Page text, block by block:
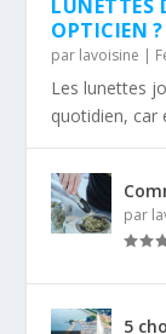
LUNETTES
OPTICIEN ?
par lavoisine |
Les lunettes
quotidien, car
par
5